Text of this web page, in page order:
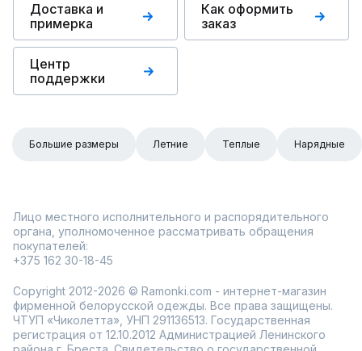
Доставка и
примерка
Как оформить
заказ
Центр
поддержки
Большие размеры Летние Теплые Нарядные
Лицо местного исполнительного и распорядительного
органа, уполномоченное рассматривать обращения
покупателей:
+375 162 30-18-45
Copyright 2012-2026 © Ramonki.com - интернет-магазин
фирменной белорусской одежды. Все права защищены.
ЧТУП «Чиколетта», УНП 291136513. Государственная
регистрация от 12.10.2012 Администрацией Ленинского